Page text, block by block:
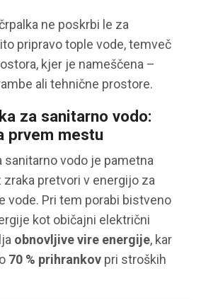
ne poskrbi le za
pripravo tople vode, temveč
kjer je nameščena –
ali tehnične prostore.
za sanitarno vodo:
prvem mestu
sanitarno vodo je pametna
pretvori v energijo za
vode. Pri tem porabi bistveno
kot običajni električni
obnovljive vire energije, kar
70 % prihrankov pri stroških